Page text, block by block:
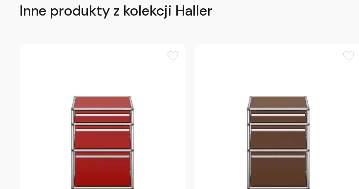
Inne produkty z kolekcji Haller